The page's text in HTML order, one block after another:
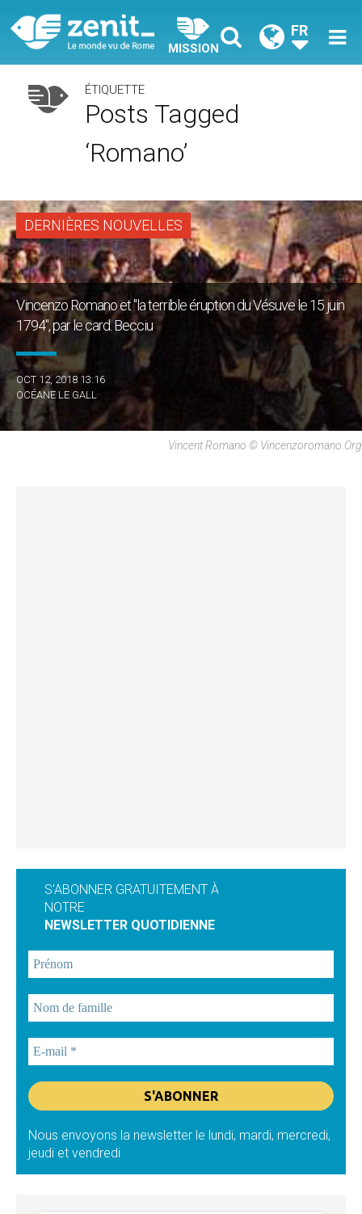
MISSION
FR
ÉTIQUETTE
Posts Tagged
‘Romano’
DERNIÈRES NOUVELLES
Vincenzo Romano et "la terrible éruption du Vésuve le 15 juin
1794", par le card. Becciu
OCT 12, 2018 13:16
OCÉANE LE GALL
Vincent Romano © Vincenzoromano.org
S'ABONNER GRATUITEMENT À
NOTRE
NEWSLETTER QUOTIDIENNE
Nous envoyons la newsletter le lundi, mardi, mercredi,
jeudi et vendredi